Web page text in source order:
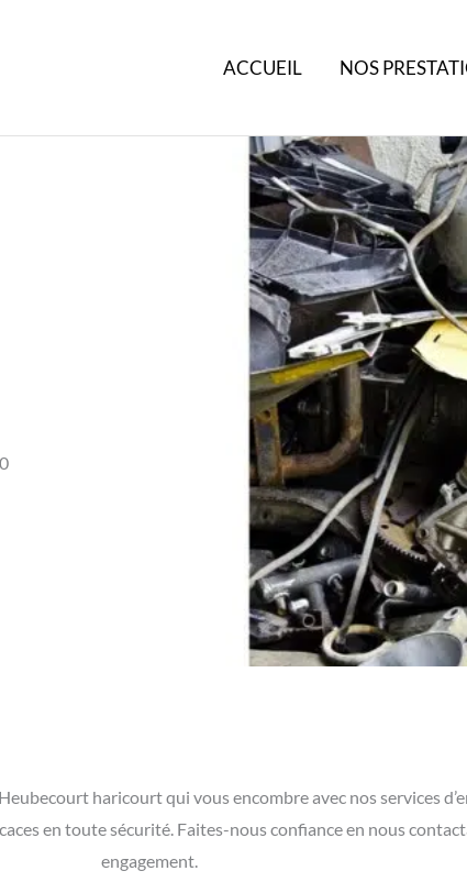
ACCUEIL NOS
haricourt qui vous encombre avec nos services
en toute sécurité. Faites-nous confiance en nous
engagement.